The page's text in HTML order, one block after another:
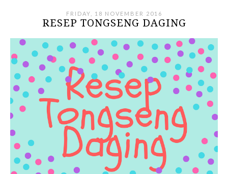
FRIDAY, 18 NOVEMBER 2016
RESEP TONGSENG DAGING